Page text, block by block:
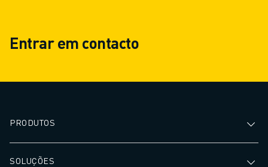
Entrar em contacto
PRODUTOS
SOLUÇÕES